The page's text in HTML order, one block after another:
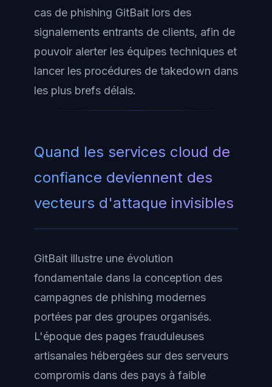
cas de phishing GitBait lors des
signalements entrants de clients, afin de
pouvoir alerter les équipes techniques et
lancer les procédures de takedown dans
les plus brefs délais.
Quand les services cloud de
confiance deviennent des
vecteurs d'attaque invisibles
GitBait illustre une évolution
fondamentale dans la conception des
campagnes de phishing modernes
portées par des groupes organisés.
L'époque des pages frauduleuses
artisanales hébergées sur des serveurs
compromis dans des pays à faible